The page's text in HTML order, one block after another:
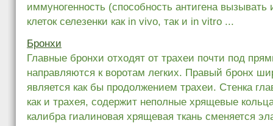
иммуногенность (способность антигена
клеток селезенки как in vivo, так и in vitro ...
Бронхи
Главные бронхи отходят от трахеи почти под
направляются к воротам легких. Правый бронх
является как бы продолжением трахеи. Стенка
как и трахея, содержит неполные хрящевые
калибра гиалиновая хрящевая ткань сменяется